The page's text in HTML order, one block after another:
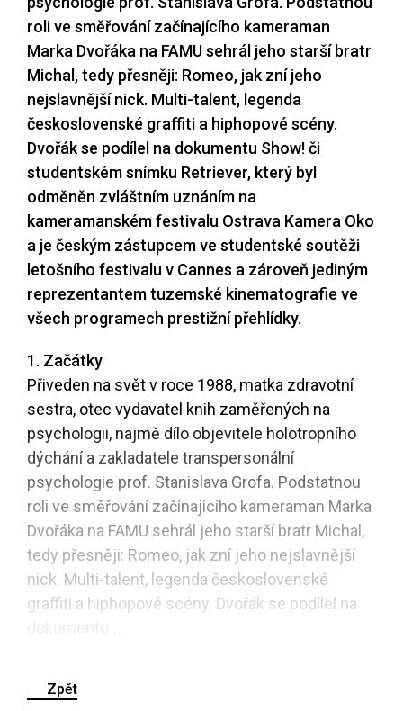
roli ve směřování začínajícího kameraman
Marka Dvořáka na FAMU sehrál jeho starší bratr
Michal, tedy přesněji: Romeo, jak zní jeho
nejslavnější nick. Multi-talent, legenda
československé graffiti a hiphopové scény.
Dvořák se podílel na dokumentu Show! či
studentském snímku Retriever, který byl
odměněn zvláštním uznáním na
kameramanském festivalu Ostrava Kamera Oko
a je českým zástupcem ve studentské soutěži
letošního festivalu v Cannes a zároveň jediným
reprezentantem tuzemské kinematografie ve
všech programech prestižní přehlídky.
1. Začátky
Přiveden na svět v roce 1988, matka zdravotní
sestra, otec vydavatel knih zaměřených na
psychologii, najmě dílo objevitele holotropního
dýchání a zakladatele transpersonální
psychologie prof. Stanislava Grofa. Podstatnou
roli ve směřování začínajícího kameraman Marka
Dvořáka na FAMU sehrál jeho starší bratr Michal,
tedy přesněji: Romeo, jak zní jeho nejslavnější
nick. Multi-talent, legenda československé
graffiti a hiphopové scény. Dvořák se podílel na
Zpět